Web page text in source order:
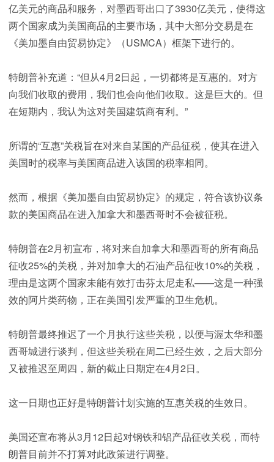
亿美元的商品和服务，对墨西哥出口了3930亿美元，使得这
两个国家成为美国商品的主要市场，其中大部分交易是在
《美加墨自由贸易协定》（USMCA）框架下进行的。
特朗普补充道：“但从4月2日起，一切都将是互惠的。对方
向我们收取的费用，我们也会向他们收取。这是巨大的。但
在短期内，我认为这对美国建筑商有利。”
所谓的“互惠”关税旨在对来自某国的产品征税，使其在进入
美国时的税率与美国商品进入该国的税率相同。
然而，根据《美加墨自由贸易协定》的规定，符合该协议条
款的美国商品在进入加拿大和墨西哥时不会被征税。
特朗普在2月初宣布，将对来自加拿大和墨西哥的所有商品
征收25%的关税，并对加拿大的石油产品征收10%的关税，
理由是这两个国家未能有效打击芬太尼走私——这是一种强
效的阿片类药物，正在美国引发严重的卫生危机。
特朗普最终推迟了一个月执行这些关税，以便与渥太华和墨
西哥城进行谈判，但这些关税在周二已经生效，之后大部分
又被推迟至周四，新的截止日期定在4月2日。
这一日期也正好是特朗普计划实施的互惠关税的生效日。
美国还宣布将从3月12日起对钢铁和铝产品征收关税，而特
朗普目前并不打算对此政策进行调整。